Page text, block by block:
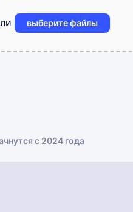
выберите файлы
с 2024 года